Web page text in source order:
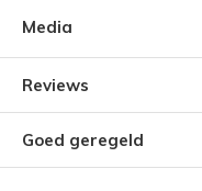
Media
Reviews
Goed geregeld